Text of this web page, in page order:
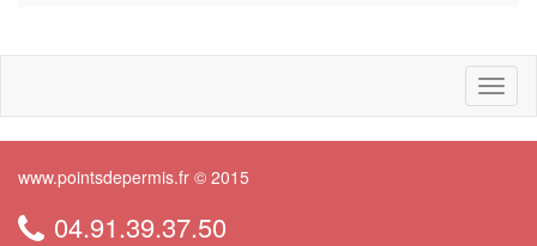
www.pointsdepermis.fr © 2015
04.91.39.37.50